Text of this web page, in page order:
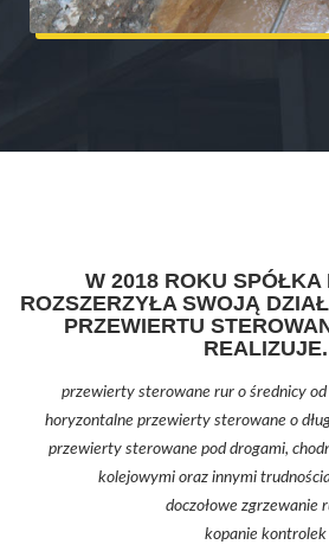
W 2018 ROKU SPÓŁKA
ROZSZERZYŁA SWOJĄ
PRZEWIERTU
REALIZUJE.
przewierty sterowane rur o średnicy
horyzontalne przewierty sterowane o
przewierty sterowane pod drogami,
kolejowymi oraz innymi
doczołowe zgrzewanie
kopanie kontrolek